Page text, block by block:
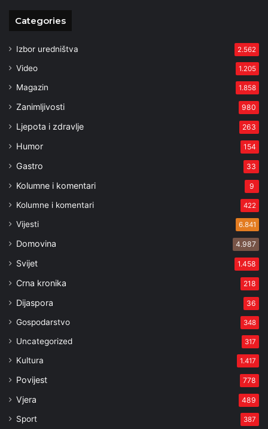
Categories
Izbor uredništva 2.562
Video 1.205
Magazin 1.858
Zanimljivosti 980
Ljepota i zdravlje 263
Humor 154
Gastro 33
Kolumne i komentari 9
Kolumne i komentari 422
Vijesti 6.841
Domovina 4.987
Svijet 1.458
Crna kronika 218
Dijaspora 36
Gospodarstvo 348
Uncategorized 317
Kultura 1.417
Povijest 778
Vjera 489
Sport 387